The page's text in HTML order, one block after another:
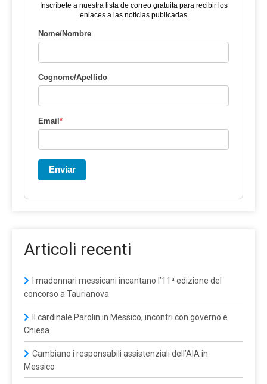
Inscríbete a nuestra lista de correo gratuita para recibir los
enlaces a las noticias publicadas
Nome/Nombre
Cognome/Apellido
Email*
Enviar
Articoli recenti
I madonnari messicani incantano l’11ª edizione del
concorso a Taurianova
Il cardinale Parolin in Messico, incontri con governo e
Chiesa
Cambiano i responsabili assistenziali dell’AIA in
Messico